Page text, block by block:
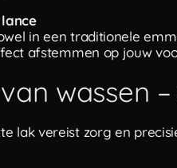
in een traditionele
afstemmen op jouw
wassen
lak vereist zorg en